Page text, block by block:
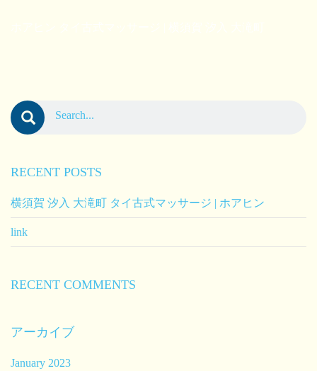
RECENT POSTS
横須賀 汐入 大滝町 タイ古式マッサージ | ホアヒン
link
RECENT COMMENTS
アーカイブ
January 2023